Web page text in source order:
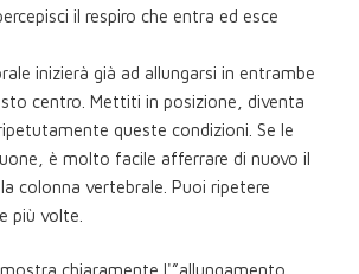
il respiro che entra ed esce
inizierà già ad allungarsi in entrambe
centro. Mettiti in posizione, diventa
queste condizioni. Se le
è molto facile afferrare di nuovo il
colonna vertebrale. Puoi ripetere
più volte.